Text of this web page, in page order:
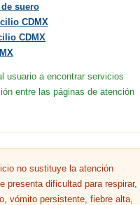
suero
CDMX
CDMX
usuario a encontrar servicios
entre las páginas de atención
no sustituye la atención
presenta dificultad para respirar,
vómito persistente, fiebre alta,